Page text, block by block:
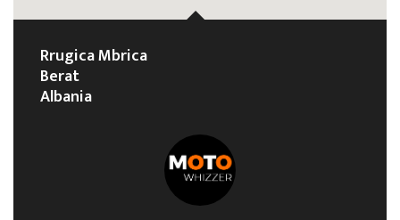
Rrugica Mbrica
Berat
Albania